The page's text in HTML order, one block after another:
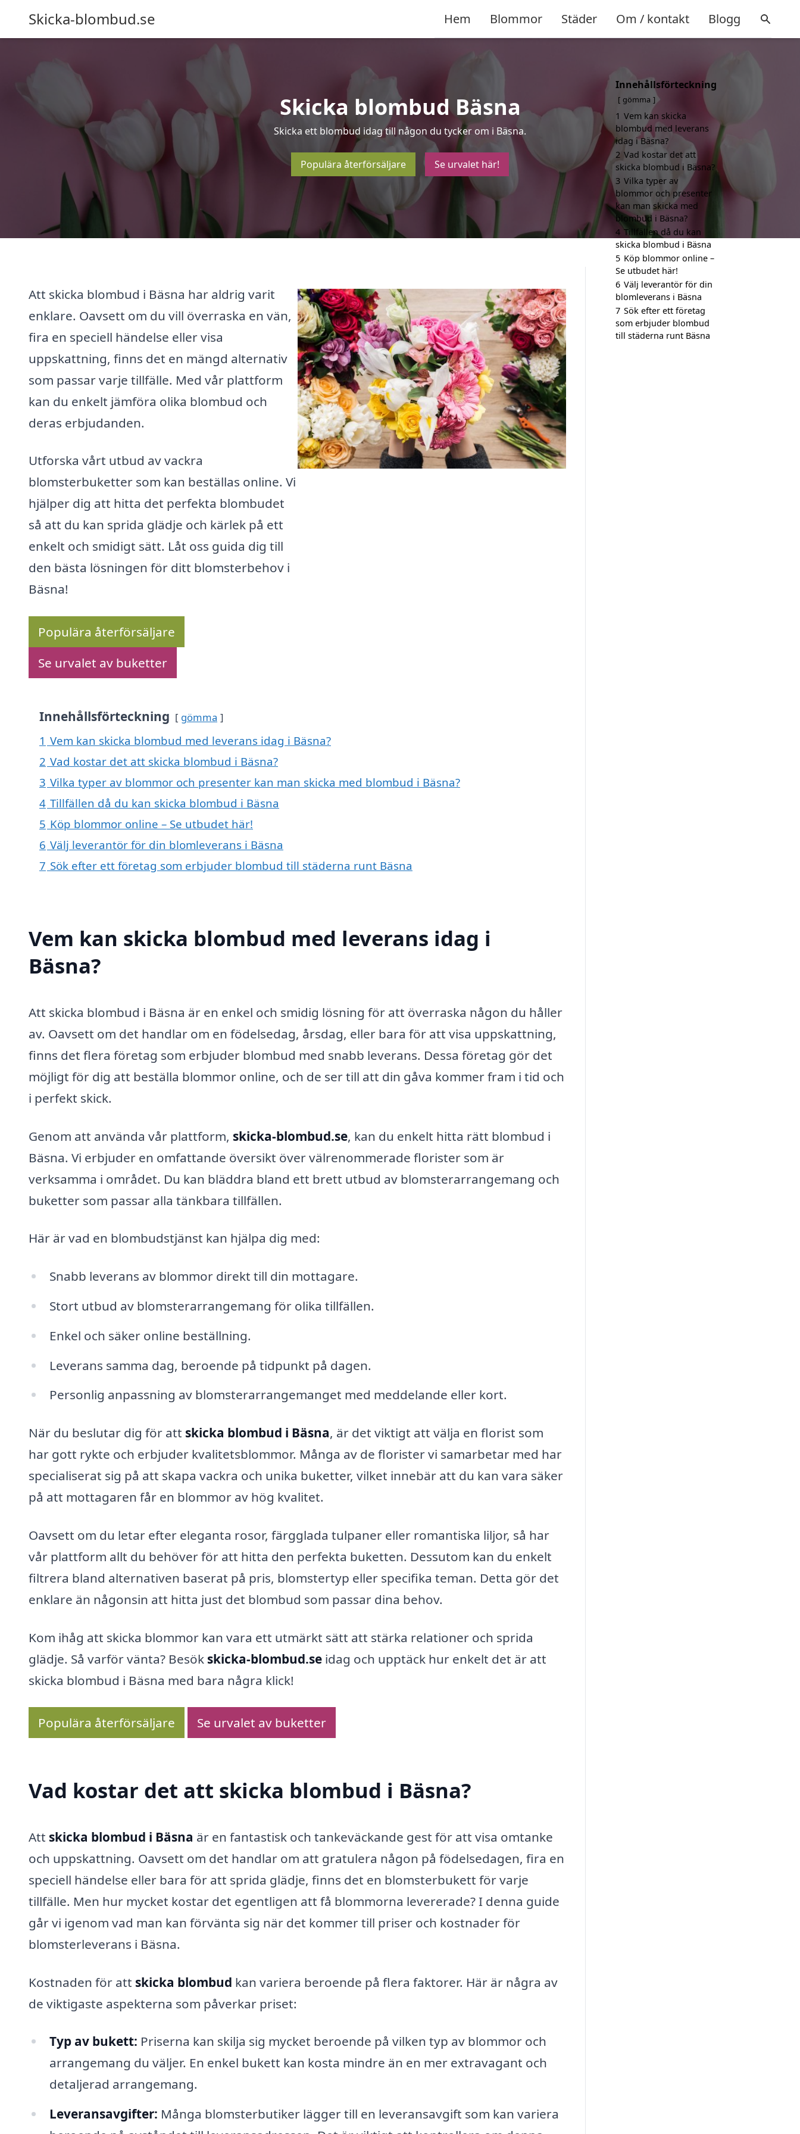
Skicka-blombud.se Hem Blommor Städer Om / kontakt Blogg
Skicka blombud Bäsna
Skicka ett blombud idag till någon du tycker om i Bäsna.
Populära återförsäljare Se urvalet här!
Att skicka blombud i Bäsna har aldrig varit
enklare. Oavsett om du vill överraska en vän,
fira en speciell händelse eller visa
uppskattning, finns det en mängd alternativ
som passar varje tillfälle. Med vår plattform
kan du enkelt jämföra olika blombud och
deras erbjudanden.
Utforska vårt utbud av vackra
blomsterbuketter som kan beställas online. Vi
hjälper dig att hitta det perfekta blombudet
så att du kan sprida glädje och kärlek på ett
enkelt och smidigt sätt. Låt oss guida dig till
den bästa lösningen för ditt blomsterbehov i
Bäsna!
Populära återförsäljare
Se urvalet av buketter
Innehållsförteckning gömma
1 Vem kan skicka blombud med leverans idag i Bäsna?
2 Vad kostar det att skicka blombud i Bäsna?
3 Vilka typer av blommor och presenter kan man skicka med blombud i Bäsna?
4 Tillfällen då du kan skicka blombud i Bäsna
5 Köp blommor online – Se utbudet här!
6 Välj leverantör för din blomleverans i Bäsna
7 Sök efter ett företag som erbjuder blombud till städerna runt Bäsna
Vem kan skicka blombud med leverans idag i
Bäsna?
Att skicka blombud i Bäsna är en enkel och smidig lösning för att överraska någon du håller
av. Oavsett om det handlar om en födelsedag, årsdag, eller bara för att visa uppskattning,
finns det flera företag som erbjuder blombud med snabb leverans. Dessa företag gör det
möjligt för dig att beställa blommor online, och de ser till att din gåva kommer fram i tid och
i perfekt skick.
Genom att använda vår plattform, skicka-blombud.se, kan du enkelt hitta rätt blombud i
Bäsna. Vi erbjuder en omfattande översikt över välrenommerade florister som är
verksamma i området. Du kan bläddra bland ett brett utbud av blomsterarrangemang och
buketter som passar alla tänkbara tillfällen.
Här är vad en blombudstjänst kan hjälpa dig med:
Snabb leverans av blommor direkt till din mottagare.
Stort utbud av blomsterarrangemang för olika tillfällen.
Enkel och säker online beställning.
Leverans samma dag, beroende på tidpunkt på dagen.
Personlig anpassning av blomsterarrangemanget med meddelande eller kort.
När du beslutar dig för att skicka blombud i Bäsna, är det viktigt att välja en florist som
har gott rykte och erbjuder kvalitetsblommor. Många av de florister vi samarbetar med har
specialiserat sig på att skapa vackra och unika buketter, vilket innebär att du kan vara säker
på att mottagaren får en blommor av hög kvalitet.
Oavsett om du letar efter eleganta rosor, färgglada tulpaner eller romantiska liljor, så har
vår plattform allt du behöver för att hitta den perfekta buketten. Dessutom kan du enkelt
filtrera bland alternativen baserat på pris, blomstertyp eller specifika teman. Detta gör det
enklare än någonsin att hitta just det blombud som passar dina behov.
Kom ihåg att skicka blommor kan vara ett utmärkt sätt att stärka relationer och sprida
glädje. Så varför vänta? Besök skicka-blombud.se idag och upptäck hur enkelt det är att
skicka blombud i Bäsna med bara några klick!
Populära återförsäljare Se urvalet av buketter
Vad kostar det att skicka blombud i Bäsna?
Att skicka blombud i Bäsna är en fantastisk och tankeväckande gest för att visa omtanke
och uppskattning. Oavsett om det handlar om att gratulera någon på födelsedagen, fira en
speciell händelse eller bara för att sprida glädje, finns det en blomsterbukett för varje
tillfälle. Men hur mycket kostar det egentligen att få blommorna levererade? I denna guide
går vi igenom vad man kan förvänta sig när det kommer till priser och kostnader för
blomsterleverans i Bäsna.
Kostnaden för att skicka blombud kan variera beroende på flera faktorer. Här är några av
de viktigaste aspekterna som påverkar priset:
Typ av bukett: Priserna kan skilja sig mycket beroende på vilken typ av blommor och
arrangemang du väljer. En enkel bukett kan kosta mindre än en mer extravagant och
detaljerad arrangemang.
Leveransavgifter: Många blomsterbutiker lägger till en leveransavgift som kan variera
Innehållsförteckning
gömma
1 Vem kan skicka
blombud med leverans
idag i Bäsna?
2 Vad kostar det att
skicka blombud i Bäsna?
3 Vilka typer av
blommor och presenter
kan man skicka med
blombud i Bäsna?
4 Tillfällen då du kan
skicka blombud i Bäsna
5 Köp blommor online –
Se utbudet här!
6 Välj leverantör för din
blomleverans i Bäsna
7 Sök efter ett företag
som erbjuder blombud
till städerna runt Bäsna